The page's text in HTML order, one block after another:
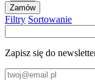
Zamów
Filtry Sortowanie
Zapisz się do